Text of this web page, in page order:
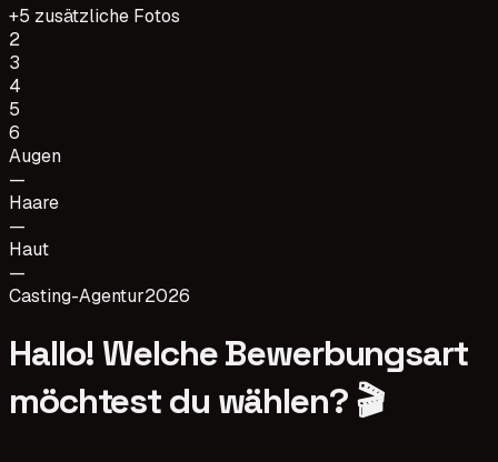
+5 zusätzliche Fotos
2
3
4
5
6
Augen
—
Haare
—
Haut
—
Casting-Agentur2026
Hallo! Welche Bewerbungsart
möchtest du wählen? 🎬